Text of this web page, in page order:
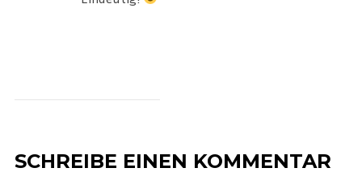
SCHREIBE EINEN KOMMENTAR